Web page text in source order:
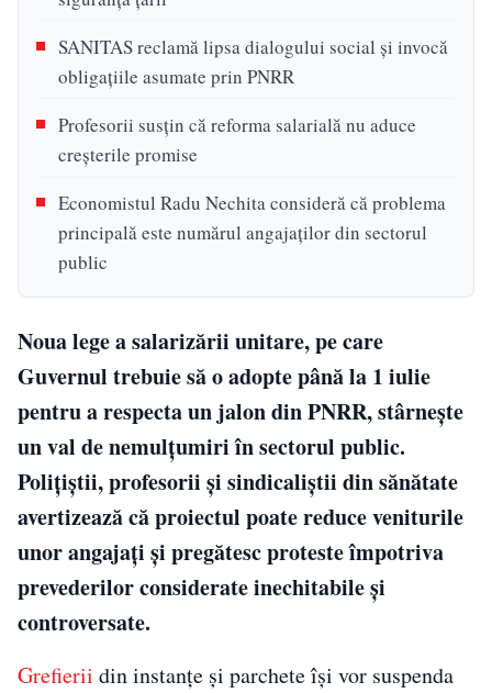
SANITAS reclamă lipsa dialogului social și invocă
obligațiile asumate prin PNRR
Profesorii susțin că reforma salarială nu aduce
creșterile promise
Economistul Radu Nechita consideră că problema
principală este numărul angajaților din sectorul
public
Noua lege a salarizării unitare, pe care
Guvernul trebuie să o adopte până la 1 iulie
pentru a respecta un jalon din PNRR, stârnește
un val de nemulțumiri în sectorul public.
Polițiștii, profesorii și sindicaliștii din sănătate
avertizează că proiectul poate reduce veniturile
unor angajați și pregătesc proteste împotriva
prevederilor considerate inechitabile și
controversate.
Grefierii din instanțe și parchete își vor suspenda